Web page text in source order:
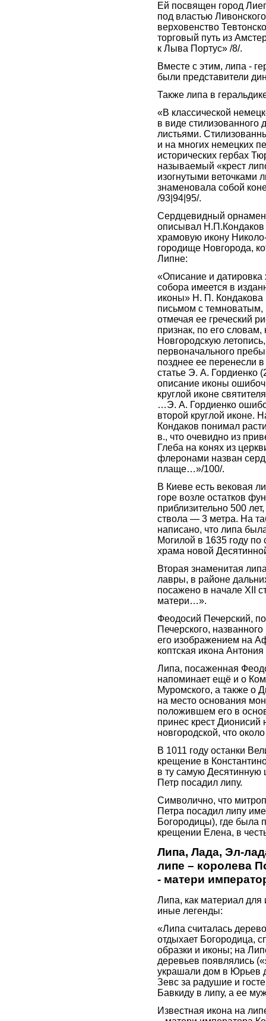
Ей посвящен город
под властью
верховенство
торговый путь из
к Лыва Портус» /8/.
Вместе с этим, липа -
были представители
Также липа в
«В классической
в виде
листьями.
и на многих немецких
исторических гербах
называемый «крест
изогнутыми веточками
знаменовала собой
/93|94|95/.
Сердцевидный
описывал
храмовую икону
городище Новгорода,
Липне:
«Описание и
собора имеется в
иконы» Н. П. Кондакова
письмом с темноватым,
отмечая ее греческий
признак, по его
Новгородскую
первоначального
позднее ее
статье Э. А. Гордиенко
описание иконы
круглой иконе
…Э. А. Гордиенко
второй круглой
Кондаков понимал
в., что очевидно из
Глеба на конях из
флеронами назван
плаще…»/100/.
В Киеве есть вековая
горе возле остатков
приблизительно 500
ствола — 3 метра. На
написано, что липа
Могилой в 1635 году по
храма новой
Вторая знаменитая
лавры, в районе
посажено в начале XII
матери…».
Феодосий Печерский,
Печерского,
его изображением на
коптская икона
Липа, посаженная
напоминает ещё и о
Муромского, а также о
на место основания
положившем его в
принес крест Дионисий
новгородской, что
В 1011 году останки
крещение в
в ту самую Десятинную
Петр посадил липу.
Символично, что
Петра посадил липу
Богородицы), где была
крещении Елена, в
Липа, Лада, Эл-
липе – королева
- матери
Липа, как материал для
иные легенды:
«Липа считалась
отдыхает Богородица,
образки и иконы; на
деревьев появлялись
украшали дом в Юрьев
Зевс за радушие и
Бавкиду в липу, а ее
Известная икона на